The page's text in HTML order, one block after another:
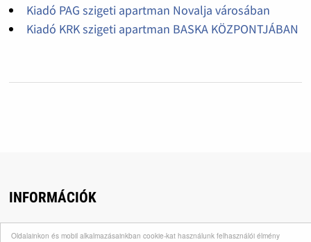
Oldalainkon és mobil alkalmazásainkban cookie-kat használunk felhasználói élmény
Kiadó PAG szigeti apartman Novalja városában
Kiadó KRK szigeti apartman BASKA KÖZPONTJÁBAN
INFORMÁCIÓK
Utazás, pihenés, kikapcsolódás, ingyenes hirdetések,